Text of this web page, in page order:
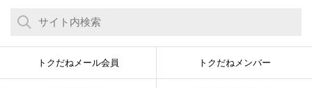
トクだねメール会員 トクだねメンバー